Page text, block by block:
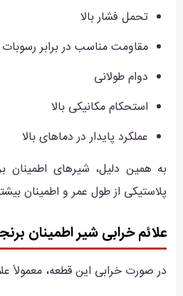
تحمل فشار بالا
مقاومت مناسب در برابر
دوام طولانی
استحکام مکانیکی بالا
عملکرد پایدار در دماهای بالا
به همین دلیل، شیرهای اطمینان
پلاستیکی از طول عمر و اطمینان
علائم خرابی شیر اطمینان
در صورت خرابی این قطعه، معمولاً